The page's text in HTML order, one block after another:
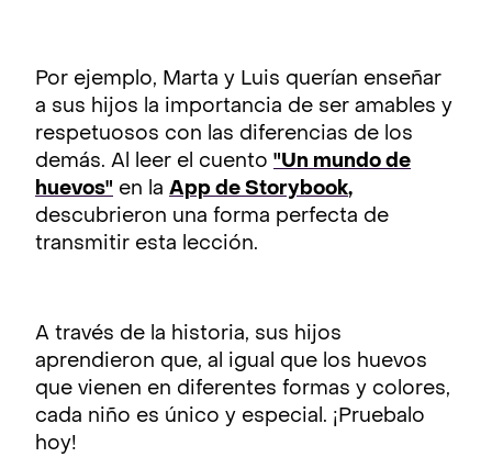
Por ejemplo, Marta y Luis querían enseñar
a sus hijos la importancia de ser amables y
respetuosos con las diferencias de los
demás. Al leer el cuento "Un mundo de
huevos" en la App de Storybook,
descubrieron una forma perfecta de
transmitir esta lección.
A través de la historia, sus hijos
aprendieron que, al igual que los huevos
que vienen en diferentes formas y colores,
cada niño es único y especial. ¡Pruebalo
hoy!